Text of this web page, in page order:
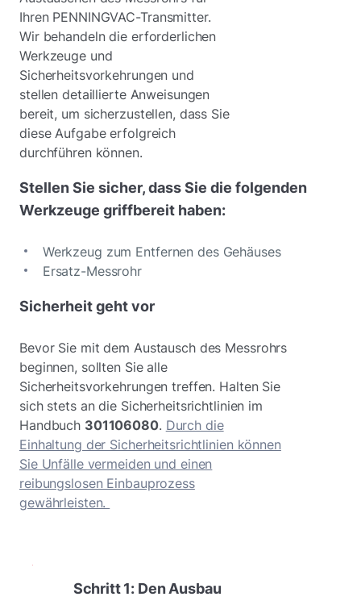
Ihren PENNINGVAC-Transmitter.
Wir behandeln die erforderlichen
Werkzeuge und
Sicherheitsvorkehrungen und
stellen detaillierte Anweisungen
bereit, um sicherzustellen, dass Sie
diese Aufgabe erfolgreich
durchführen können.
Stellen Sie sicher, dass Sie die folgenden
Werkzeuge griffbereit haben:
Werkzeug zum Entfernen des Gehäuses
Ersatz-Messrohr
Sicherheit geht vor
Bevor Sie mit dem Austausch des Messrohrs
beginnen, sollten Sie alle
Sicherheitsvorkehrungen treffen. Halten Sie
sich stets an die Sicherheitsrichtlinien im
Handbuch 301106080. Durch die
Einhaltung der Sicherheitsrichtlinien können
Sie Unfälle vermeiden und einen
reibungslosen Einbauprozess
gewährleisten.
Schritt 1: Den Ausbau